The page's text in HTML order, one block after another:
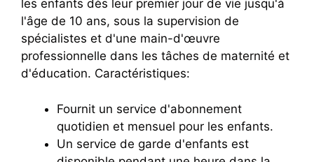
les enfants dès leur premier jour de vie jusqu'à
l'âge de 10 ans, sous la supervision de
spécialistes et d'une main-d'œuvre
professionnelle dans les tâches de maternité et
d'éducation. Caractéristiques:
Fournit un service d'abonnement
quotidien et mensuel pour les enfants.
Un service de garde d'enfants est